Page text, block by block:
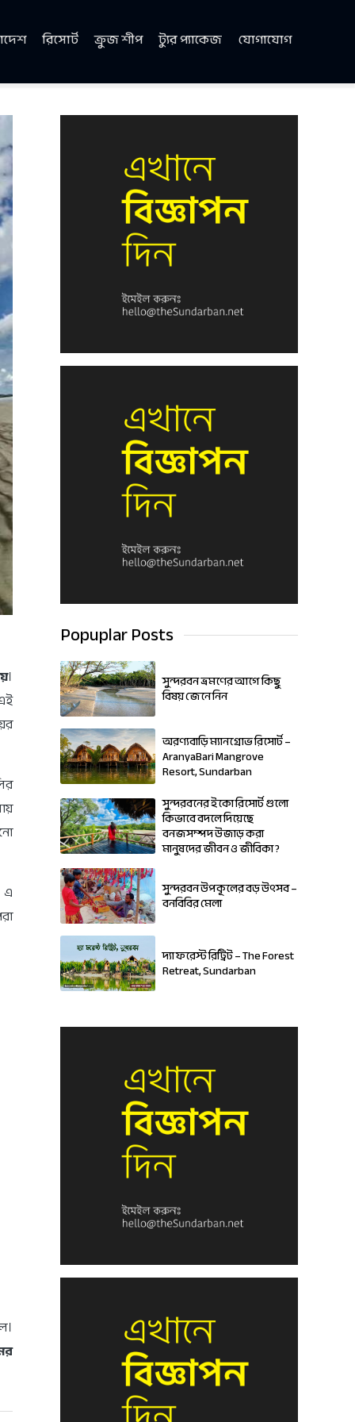
রিসোর্ট ক্রুজ শীপ ট্যুর প্যাকেজ যোগাযোগ
।
এ
Popuplar Posts
সুন্দরবন ভ্রমণের আগে কিছু
বিষয় জেনে নিন
অরণ্যবাড়ি ম্যানগ্রোভ রিসোর্ট –
AranyaBari Mangrove
Resort, Sundarban
সুন্দরবনের ইকো রিসোর্ট গুলো
কিভাবে বদলে দিয়েছে
বনজসম্পদ উজাড় করা
মানুষদের জীবন ও জীবিকা ?
সুন্দরবন উপকূলের বড় উৎসব –
বনবিবির মেলা
দ্যা ফরেস্ট রিট্রিট – The Forest
Retreat, Sundarban